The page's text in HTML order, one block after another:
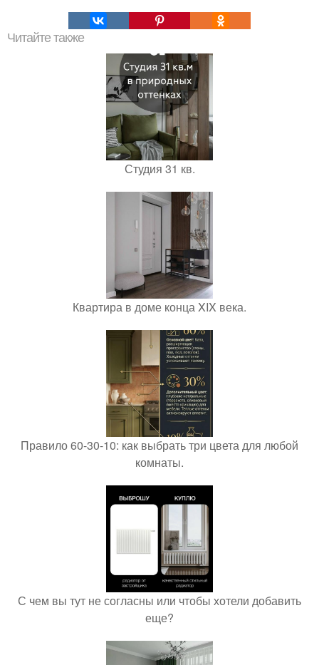
Читайте также
Студия 31 кв.
Квартира в доме конца XIX века.
Правило 60-30-10: как выбрать три цвета для любой
комнаты.
С чем вы тут не согласны или чтобы хотели добавить
еще?